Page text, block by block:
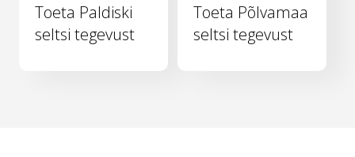
Toeta Paldiski
seltsi tegevust
Toeta Põlvamaa
seltsi tegevust